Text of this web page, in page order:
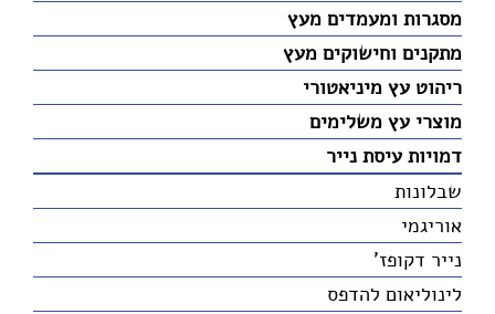
מסגרות ומעמדים מעץ
מתקנים וחישוקים מעץ
ריהוט עץ מיניאטורי
מוצרי עץ משלימים
דמויות עיסת נייר
שבלונות
אוריגמי
נייר דקופז'
לינוליאום להדפס